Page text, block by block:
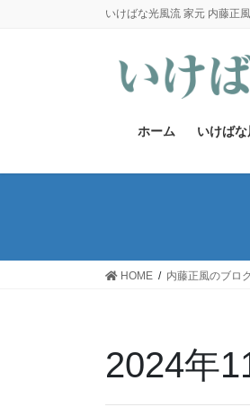
いけばな光風流 家元 内藤正風
ホーム いけば
HOME 内藤正風のブロ
2024年